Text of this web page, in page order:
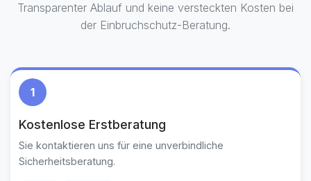
Transparenter Ablauf und keine versteckten Kosten bei
der Einbruchschutz-Beratung.
1
Kostenlose Erstberatung
Sie kontaktieren uns für eine unverbindliche
Sicherheitsberatung.